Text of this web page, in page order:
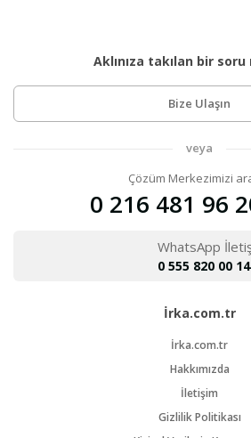
Aklınıza takılan bir soru
Bize Ulaşın
veya
Çözüm Merkezimizi
0 216 481 96
WhatsApp
0 555 820 00
İrka.com.tr
İrka.com.tr
Hakkımızda
İletişim
Gizlilik Politikası